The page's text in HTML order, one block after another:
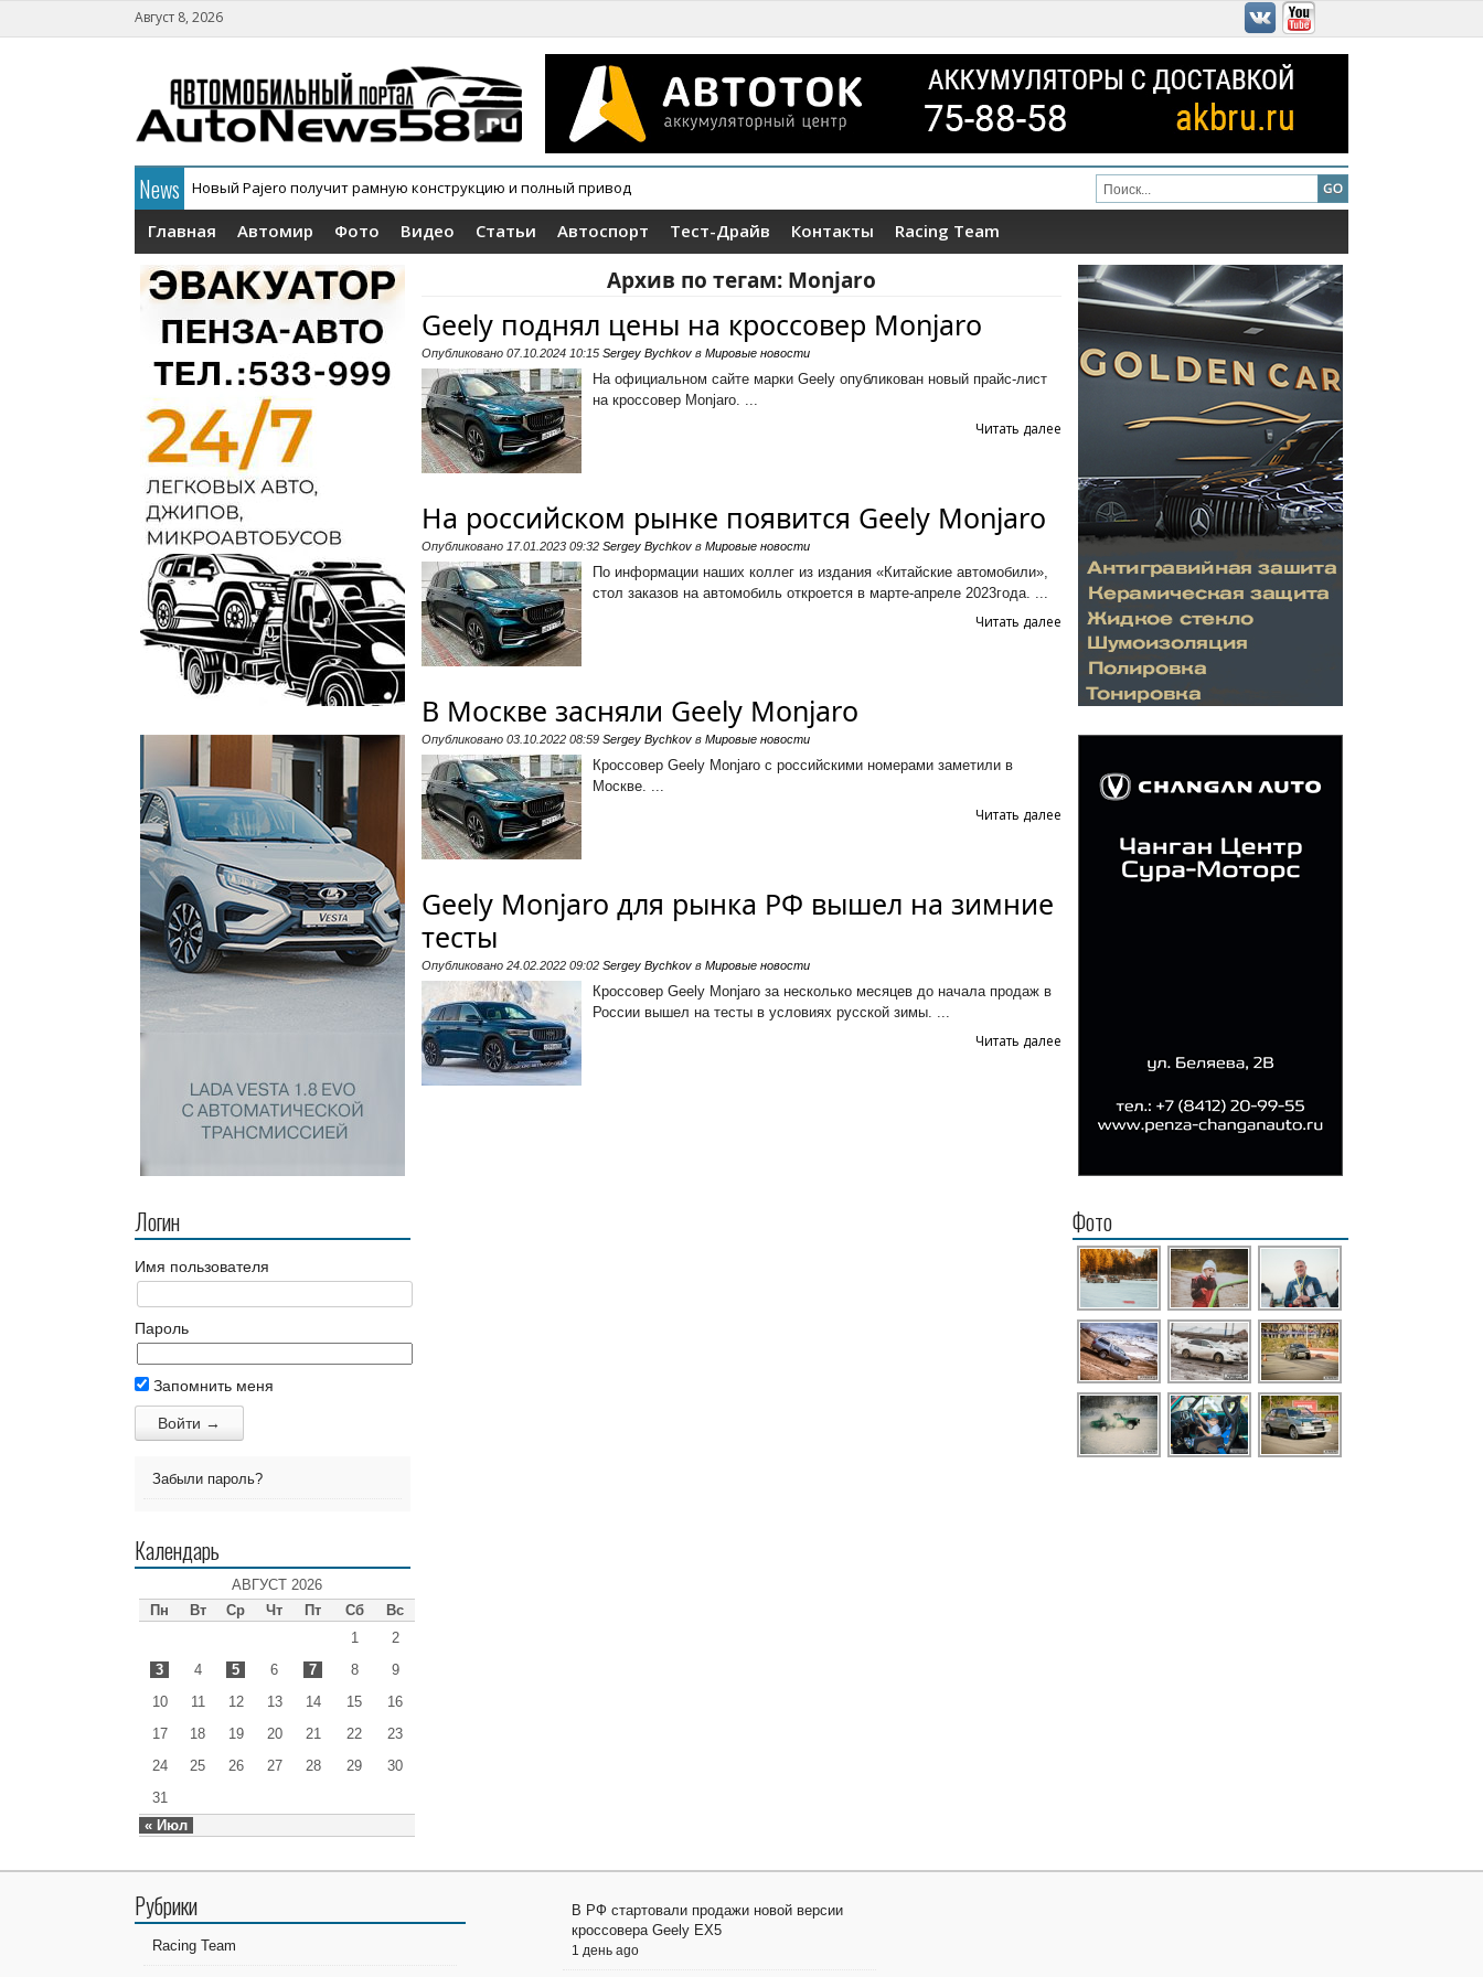
Август 8, 2026
News Новый Pajero получит рамную конструкцию и полный привод
Главная Автомир Фото Видео Статьи Автоспорт Тест-Драйв Контакты Racing Team
Логин
Имя пользователя
Пароль
Запомнить меня
Забыли пароль?
Календарь
АВГУСТ 2026
Пн
Вт Ср Чт Пт Сб Вс
« Июл
1
2
3
4 5 6 7 8
9
10
11 12 13 14 15
16
17
18 19 20 21 22
23
24
25 26 27 28 29
30
31
Архив по тегам: Monjaro
Geely поднял цены на кроссовер Monjaro
Опубликовано 07.10.2024 10:15 Sergey Bychkov в Мировые новости
На официальном сайте марки Geely опубликован новый прайс-лист
на кроссовер Monjaro. ...
Читать далее
На российском рынке появится Geely Monjaro
Опубликовано 17.01.2023 09:32 Sergey Bychkov в Мировые новости
По информации наших коллег из издания «Китайские автомобили»,
стол заказов на автомобиль откроется в марте-апреле 2023года. ...
Читать далее
В Москве засняли Geely Monjaro
Опубликовано 03.10.2022 08:59 Sergey Bychkov в Мировые новости
Кроссовер Geely Monjaro с российскими номерами заметили в
Москве. ...
Читать далее
Geely Monjaro для рынка РФ вышел на зимние
тесты
Опубликовано 24.02.2022 09:02 Sergey Bychkov в Мировые новости
Кроссовер Geely Monjaro за несколько месяцев до начала продаж в
России вышел на тесты в условиях русской зимы. ...
Читать далее
Фото
Рубрики
Racing Team
В РФ стартовали продажи новой версии
кроссовера Geely EX5
1 день ago